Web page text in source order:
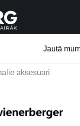
Jautā
aksesuāri